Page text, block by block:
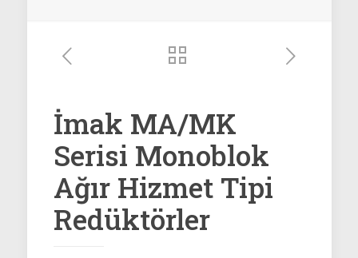
İmak MA/MK
Serisi Monoblok
Ağır Hizmet Tipi
Redüktörler